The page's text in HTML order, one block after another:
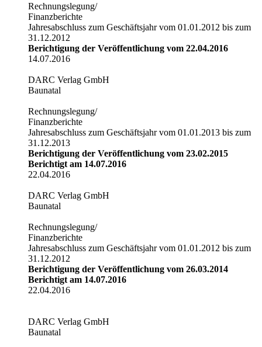
Rechnungslegung/
Finanzberichte
Jahresabschluss zum Geschäftsjahr vom 01.01.2012 bis zum
31.12.2012
Berichtigung der Veröffentlichung vom 22.04.2016
14.07.2016
DARC Verlag GmbH
Baunatal
Rechnungslegung/
Finanzberichte
Jahresabschluss zum Geschäftsjahr vom 01.01.2013 bis zum
31.12.2013
Berichtigung der Veröffentlichung vom 23.02.2015
Berichtigt am 14.07.2016
22.04.2016
DARC Verlag GmbH
Baunatal
Rechnungslegung/
Finanzberichte
Jahresabschluss zum Geschäftsjahr vom 01.01.2012 bis zum
31.12.2012
Berichtigung der Veröffentlichung vom 26.03.2014
Berichtigt am 14.07.2016
22.04.2016
DARC Verlag GmbH
Baunatal